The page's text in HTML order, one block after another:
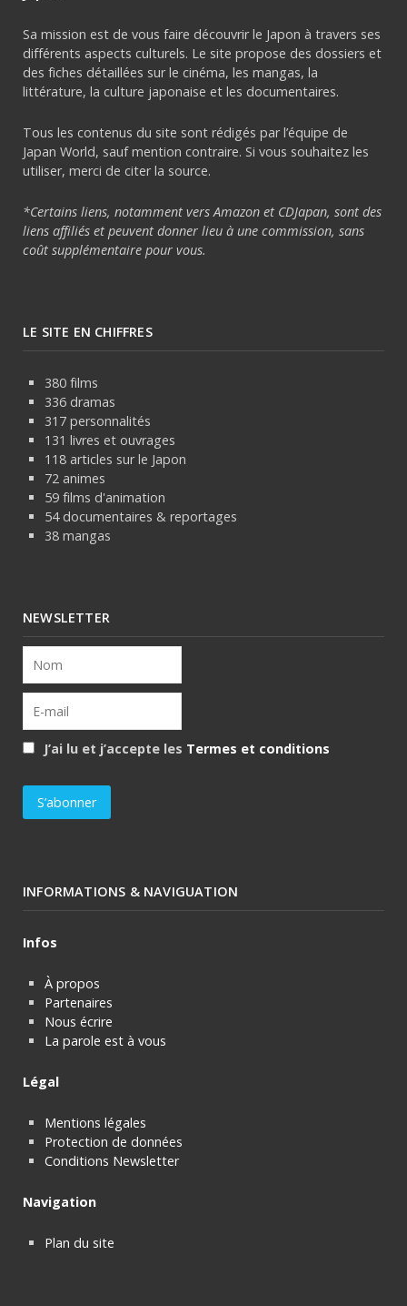
Sa mission est de vous faire découvrir le Japon à travers ses
différents aspects culturels. Le site propose des dossiers et
des fiches détaillées sur le cinéma, les mangas, la
littérature, la culture japonaise et les documentaires.
Tous les contenus du site sont rédigés par l’équipe de
Japan World, sauf mention contraire. Si vous souhaitez les
utiliser, merci de citer la source.
*Certains liens, notamment vers Amazon et CDJapan, sont des
liens affiliés et peuvent donner lieu à une commission, sans
coût supplémentaire pour vous.
LE SITE EN CHIFFRES
380 films
336 dramas
317 personnalités
131 livres et ouvrages
118 articles sur le Japon
72 animes
59 films d'animation
54 documentaires & reportages
38 mangas
NEWSLETTER
J’ai lu et j’accepte les Termes et conditions
INFORMATIONS & NAVIGUATION
Infos
À propos
Partenaires
Nous écrire
La parole est à vous
Légal
Mentions légales
Protection de données
Conditions Newsletter
Navigation
Plan du site